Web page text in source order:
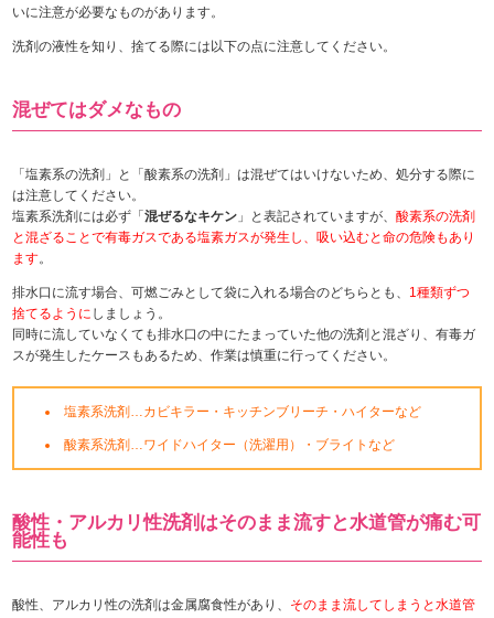
いに注意が必要なものがあります。
洗剤の液性を知り、捨てる際には以下の点に注意してください。
混ぜてはダメなもの
「塩素系の洗剤」と「酸素系の洗剤」は混ぜてはいけないため、処分する際に
は注意してください。
塩素系洗剤には必ず「混ぜるなキケン 」と表記されていますが、酸素系の洗剤
と混ざることで有毒ガスである塩素ガスが発生し、吸い込むと命の危険もあり
ます。
排水口に流す場合、可燃ごみとして袋に入れる場合のどちらとも、 1種類ずつ
捨てるように しましょう。
同時に流していなくても排水口の中にたまっていた他の洗剤と混ざり、有毒ガ
スが発生したケースもあるため、作業は慎重に行ってください。
塩素系洗剤…カビキラー・キッチンブリーチ・ハイターなど
酸素系洗剤…ワイドハイター（洗濯用）・ブライトなど
酸性・アルカリ性洗剤はそのまま流すと水道管が痛む可
能性も
酸性、アルカリ性の洗剤は金属腐食性があり、 そのまま流してしまうと水道管